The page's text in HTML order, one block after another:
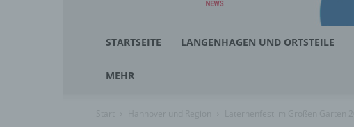
STARTSEITE LANGENHAGEN UND ORTSTEILE
MEHR